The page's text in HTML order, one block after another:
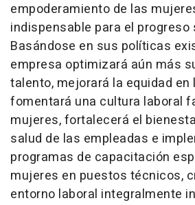
empoderamiento de las
indispensable para el progreso
Basándose en sus políticas
empresa optimizará aún más
talento, mejorará la equidad
fomentará una cultura laboral
mujeres, fortalecerá el
salud de las empleadas e
programas de capacitación
mujeres en puestos técnicos,
entorno laboral integralmente